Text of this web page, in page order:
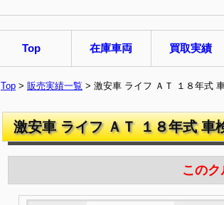
Top 在庫車両 買取実績
Top > 販売実績一覧 > 激安車 ライフ ＡＴ １８年式
激安車 ライフ ＡＴ １８年式 車
このク